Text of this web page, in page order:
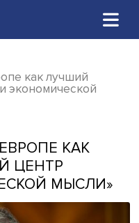
как лучший
экономической
ЕВРОПЕ КАК
ЦЕНТР